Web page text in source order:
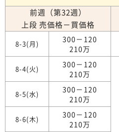
前週（第32週）
上段 売価格－買価格
8-3(月)
300－120
210万
8-4(火)
300－120
210万
8-5(水)
300－120
210万
8-6(木)
300－120
210万